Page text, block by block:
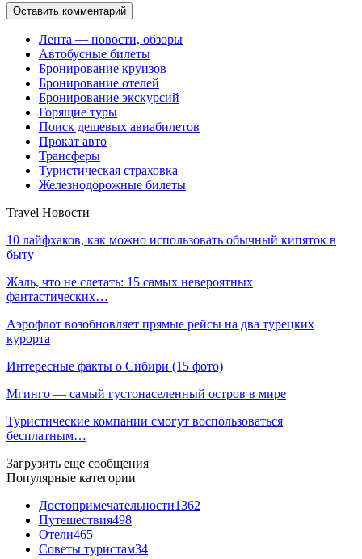
Лента — новости, обзоры
Автобусные билеты
Бронирование круизов
Бронирование отелей
Бронирование экскурсий
Горящие туры
Поиск дешевых авиабилетов
Прокат авто
Трансферы
Туристическая страховка
Железнодорожные билеты
Travel Новости
10 лайфхаков, как можно использовать обычный кипяток в
быту
Жаль, что не слетать: 15 самых невероятных
фантастических…
Аэрофлот возобновляет прямые рейсы на два турецких
курорта
Интересные факты о Сибири (15 фото)
Мгинго — самый густонаселенный остров в мире
Туристические компании смогут воспользоваться
бесплатным…
Загрузить еще сообщения
Популярные категории
Достопримечательности1362
Путешествия498
Отели465
Советы туристам34